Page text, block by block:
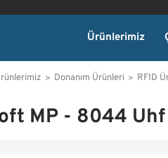
Ürünlerimiz
Donanım Ürünleri RFID
MP - 8044